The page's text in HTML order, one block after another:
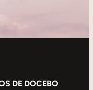
DE DOCEBO